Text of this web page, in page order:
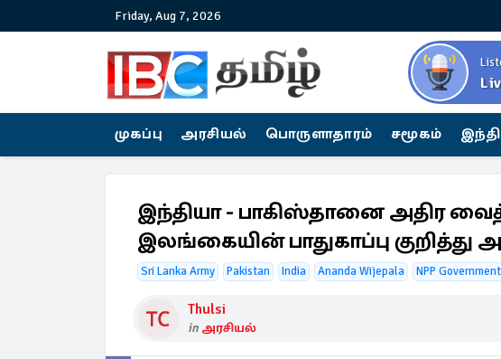
Friday, Aug 7, 2026
முகப்பு அரசியல் பொருளாதாரம் சமூகம்
இந்தியா - பாகிஸ்தானை அதிர
இலங்கையின் பாதுகாப்பு குறித்து
Sri Lanka Army Pakistan India Ananda Wijepala NPP Government
Thulsi
in அரசியல்